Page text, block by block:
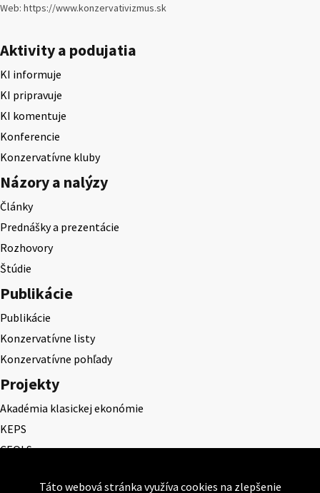
Web: https://www.konzervativizmus.sk
Aktivity a podujatia
KI informuje
KI pripravuje
KI komentuje
Konferencie
Konzervatívne kluby
Názory a nalýzy
Články
Prednášky a prezentácie
Rozhovory
Štúdie
Publikácie
Publikácie
Konzervatívne listy
Konzervatívne pohľady
Projekty
Akadémia klasickej ekonómie
KEPS
CEQLS
Táto webová stránka využíva cookies na zlepšenie